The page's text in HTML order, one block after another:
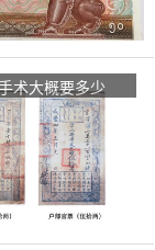
术大概要多少